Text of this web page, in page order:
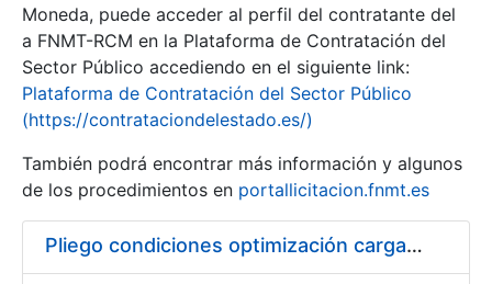
Mostra/Amaga
Moneda, puede acceder al perfil del contratante del
a FNMT-RCM en la Plataforma de Contratación del
Sector Público accediendo en el siguiente link:
Plataforma de Contratación del Sector Público
(https://contrataciondelestado.es/)
También podrá encontrar más información y algunos
de los procedimientos en portallicitacion.fnmt.es
Pliego condiciones optimización cargas compras firmado